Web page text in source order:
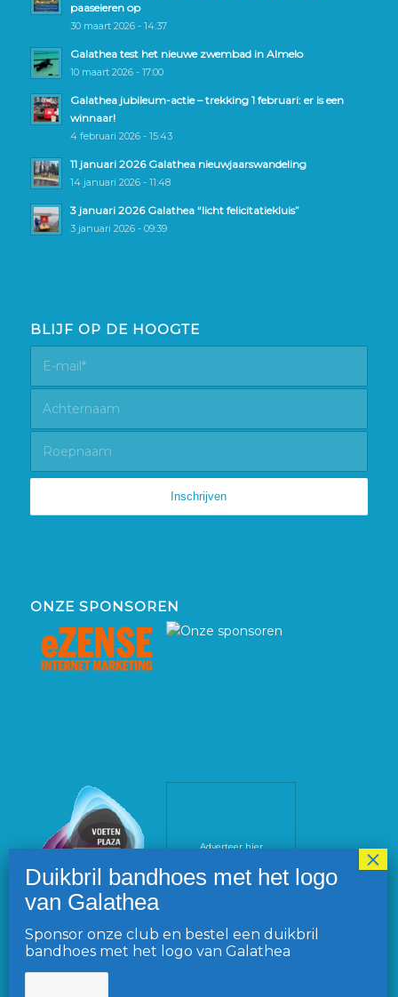
paaseieren op
30 maart 2026 - 14:37
Galathea test het nieuwe zwembad in Almelo
10 maart 2026 - 17:00
Galathea jubileum-actie – trekking 1 februari: er is een
winnaar!
4 februari 2026 - 15:43
11 januari 2026 Galathea nieuwjaarswandeling
14 januari 2026 - 11:48
3 januari 2026 Galathea “licht felicitatiekluis”
3 januari 2026 - 09:39
BLIJF OP DE HOOGTE
ONZE SPONSOREN
Adverteer hier
Sponsor onze club en bestel een duikbril
bandhoes met het logo van Galathea